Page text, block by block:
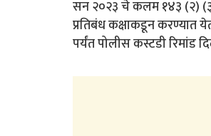
सन २०२३ चे कलम १४३ (२)
प्रतिबंध कक्षाकडून करण्यात
पर्यंत पोलीस कस्टडी रिमांड